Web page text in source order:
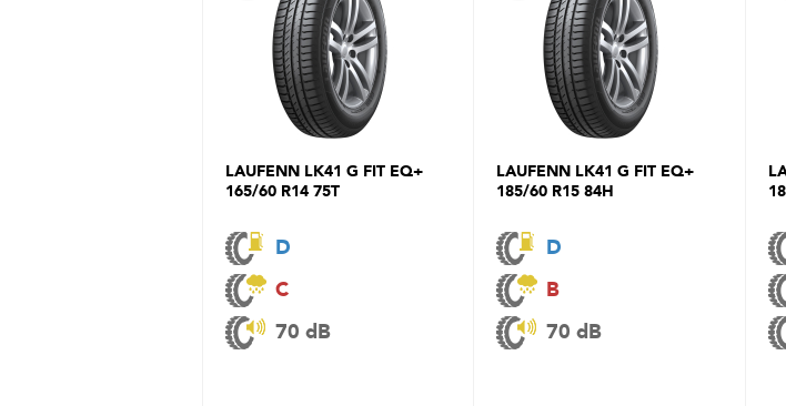
LAUFENN LK41 G FIT EQ+
165/60 R14 75T
D
C
70 dB
LAUFENN LK41 G FIT EQ+
185/60 R15 84H
D
B
70 dB